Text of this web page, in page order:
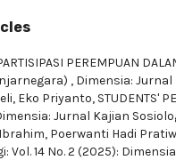
PEREMPUAN
, Dimensia: Jurnal
Eko Priyanto, STUDENTS'
Jurnal Kajian
Poerwanti Hadi
Vol. 14 No. 2 (2025):